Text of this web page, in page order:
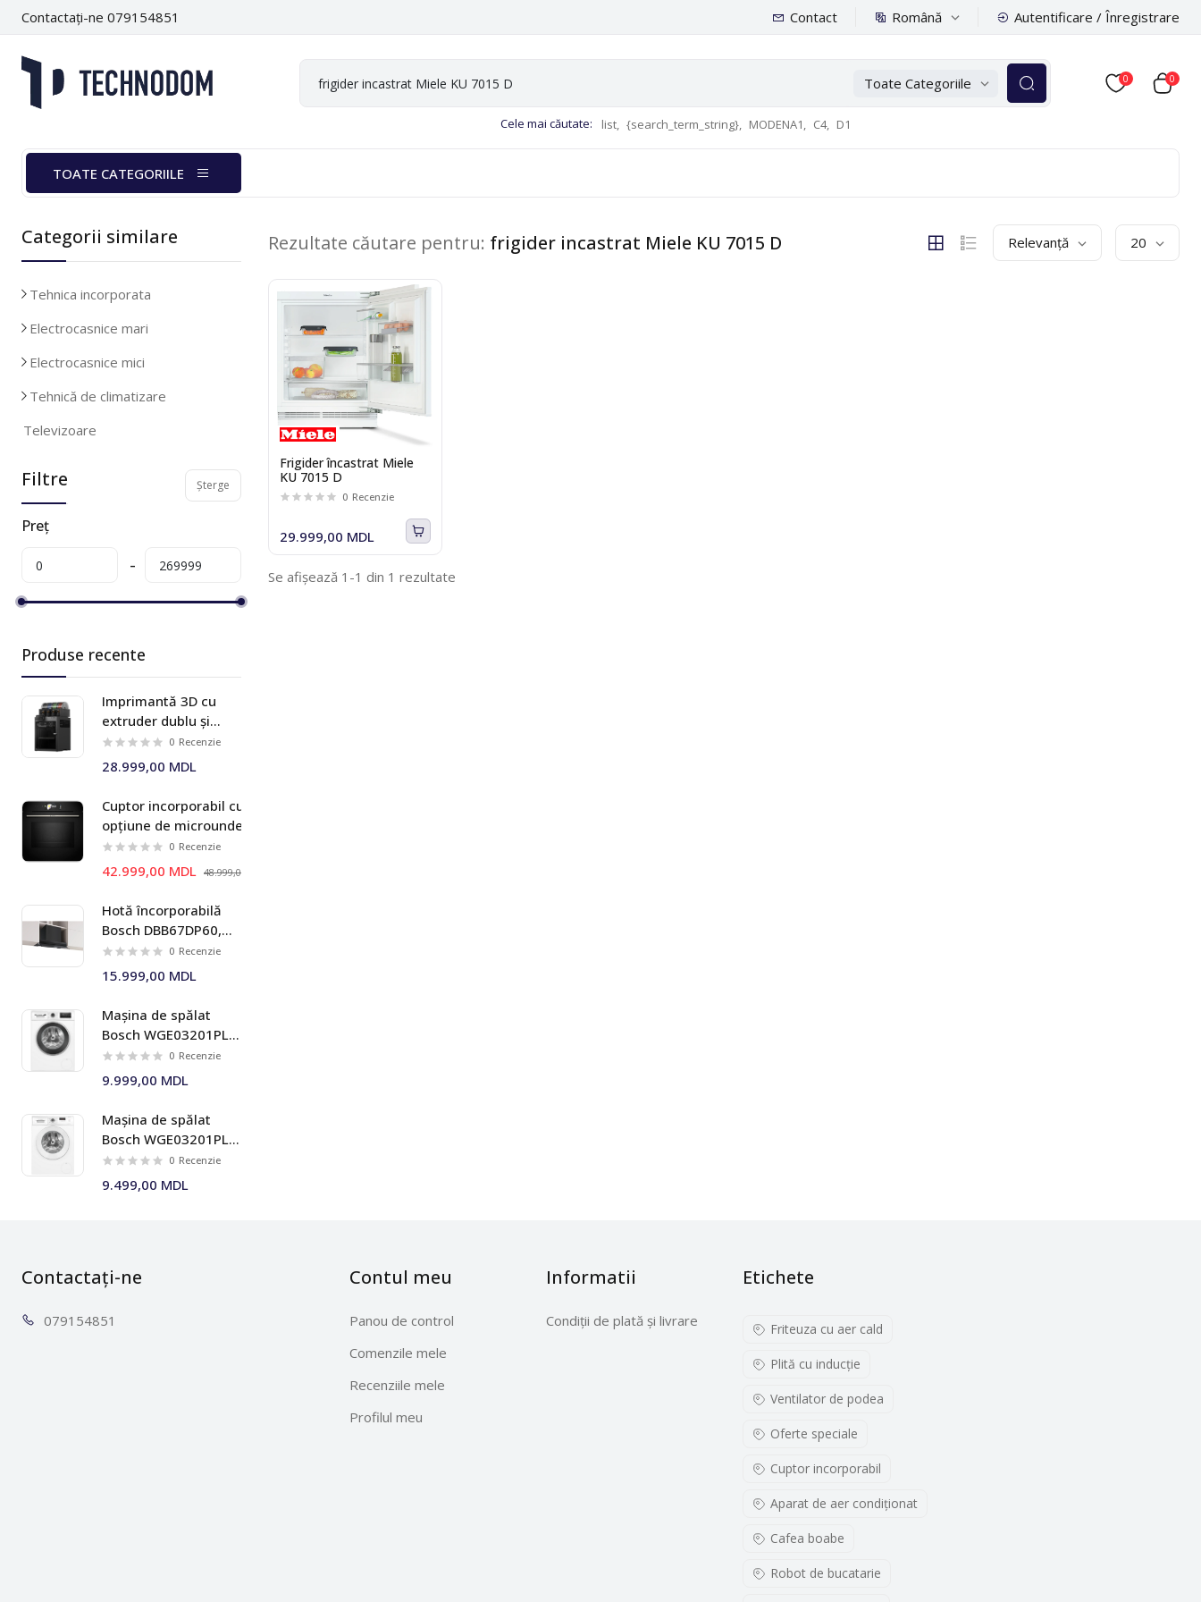
Contactați-ne 079154851 Contact Română Autentificare / Înregistrare
Toate Categoriile
Cele mai căutate: list, {search_term_string}, MODENA1, C4, D1
0 0
TOATE CATEGORIILE
Categorii similare
Tehnica incorporata
Electrocasnice mari
Electrocasnice mici
Tehnică de climatizare
Televizoare
sanatate
Tehnică pentru casă
electrocasnice
Tehnică audio
Produse pentru animale domestice
Gadget-uri
Sport si turism
Masini de tuns iarba
Filtre Șterge
Preț
Produse recente
Imprimantă 3D cu
extruder dublu și
sistem multi-material
AMS 2 Pro Bambu Lab
0 Recenzie
28.999,00 MDL
Cuptor incorporabil cu
opțiune de microunde
Bosch HMG778NB1 Seria I
8
0 Recenzie
42.999,00 MDL 48.999,00 MDL
Hotă încorporabilă
Bosch DBB67DP60,
699 m³/h, 60 cm,
negru mat, Seria I 6
0 Recenzie
15.999,00 MDL
Mașina de spălat
Bosch WGE03201PL 8
kg 1200 rpm Seria I 4
0 Recenzie
9.999,00 MDL
Mașina de spălat
Bosch WGE03201PL 8
kg 1200 rpm Seria I 2
0 Recenzie
9.499,00 MDL
Rezultate căutare pentru: frigider incastrat Miele KU 7015 D Relevanță 20
Frigider încastrat Miele
KU 7015 D
0 Recenzie
29.999,00 MDL
Se afișează 1-1 din 1 rezultate
Contactați-ne
0791 54851
Contul meu
Panou de control
Comenzile mele
Recenziile mele
Profilul meu
Informatii
Condiții de plată și livrare
Etichete
Friteuza cu aer cald
Plită cu inducţie
Ventilator de podea
Oferte speciale
Cuptor incorporabil
Aparat de aer condiționat
Cafea boabe
Robot de bucatarie